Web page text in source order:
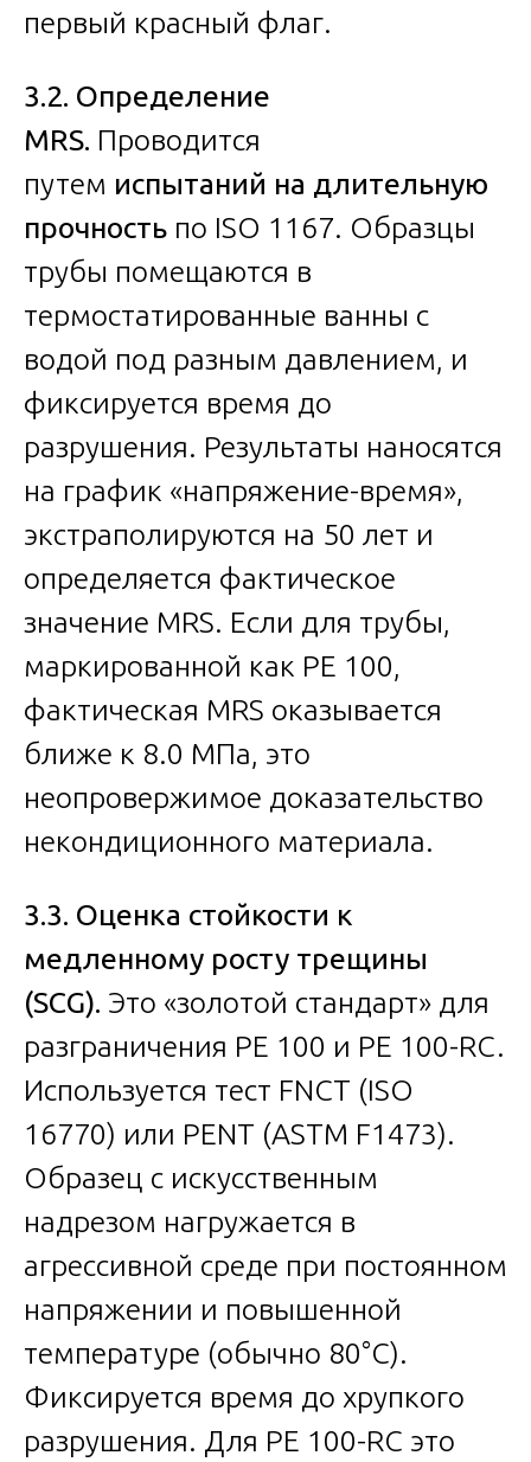
первый красный флаг.
3.2. Определение
MRS. Проводится
путем испытаний на длительную
прочность по ISO 1167. Образцы
трубы помещаются в
термостатированные ванны с
водой под разным давлением, и
фиксируется время до
разрушения. Результаты наносятся
на график «напряжение-время»,
экстраполируются на 50 лет и
определяется фактическое
значение MRS. Если для трубы,
маркированной как PE 100,
фактическая MRS оказывается
ближе к 8.0 МПа, это
неопровержимое доказательство
некондиционного материала.
3.3. Оценка стойкости к
медленному росту трещины
(SCG). Это «золотой стандарт» для
разграничения PE 100 и PE 100-RC.
Используется тест FNCT (ISO
16770) или PENT (ASTM F1473).
Образец с искусственным
надрезом нагружается в
агрессивной среде при постоянном
напряжении и повышенной
температуре (обычно 80°C).
Фиксируется время до хрупкого
разрушения. Для PE 100-RC это